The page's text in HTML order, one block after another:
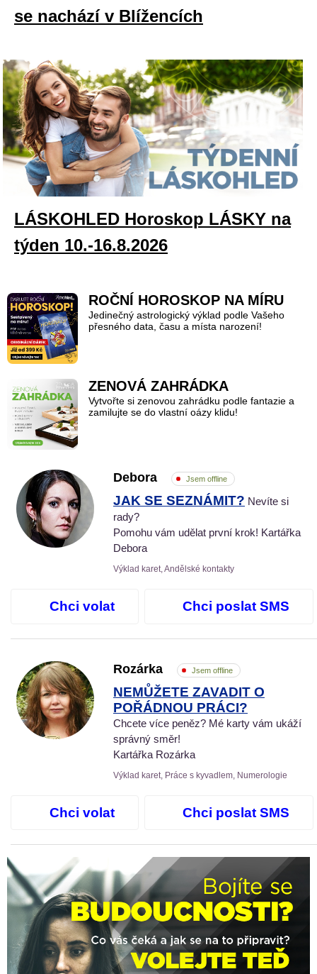
se nachází v Blížencích
LÁSKOHLED Horoskop LÁSKY na
týden 10.-16.8.2026
ROČNÍ HOROSKOP NA MÍRU
Jedinečný astrologický výklad podle Vašeho
přesného data, času a místa narození!
ZENOVÁ ZAHRÁDKA
Vytvořte si zenovou zahrádku podle fantazie a
zamilujte se do vlastní oázy klidu!
Debora Jsem offline
JAK SE SEZNÁMIT? Nevíte si
rady?
Pomohu vám udělat první krok! Kartářka
Debora
Výklad karet, Andělské kontakty
Chci volat Chci poslat SMS
Rozárka Jsem offline
NEMŮŽETE ZAVADIT O
POŘÁDNOU PRÁCI?
Chcete více peněz? Mé karty vám ukáží
správný směr!
Kartářka Rozárka
Výklad karet, Práce s kyvadlem, Numerologie
Chci volat Chci poslat SMS